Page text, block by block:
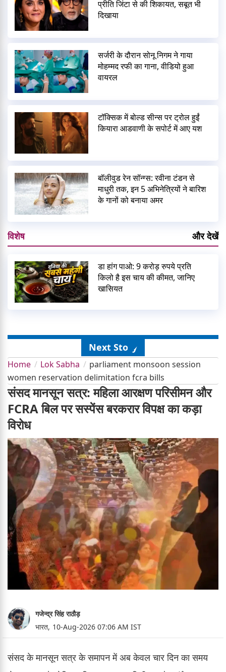
प्रीति जिंटा से की शिकायत, सबूत भी
दिखाया
सर्जरी के दौरान सोनू निगम ने गाया
मोहम्मद रफी का गाना, वीडियो हुआ
वायरल
टॉक्सिक में बोल्ड सीन्स पर ट्रोल हुईं
कियारा आडवाणी के सपोर्ट में आए यश
बॉलीवुड रेन सॉन्ग्स: रवीना टंडन से
माधुरी तक, इन 5 अभिनेत्रियों ने बारिश
के गानों को बनाया अमर
विशेष और देखें
डा हांग पाओ: 9 करोड़ रुपये प्रति
किलो है इस चाय की कीमत, जानिए
खासियत
Next Story
Home Lok Sabha
parliament monsoon session
women reservation delimitation fcra bills
संसद मानसून सत्र: महिला आरक्षण परिसीमन और
FCRA बिल पर सस्पेंस बरकरार विपक्ष का कड़ा
विरोध
गजेन्द्र सिंह राठौड़
भारत, 10-Aug-2026 07:06 AM IST
संसद के मानसून सत्र के समापन में अब केवल चार दिन का समय